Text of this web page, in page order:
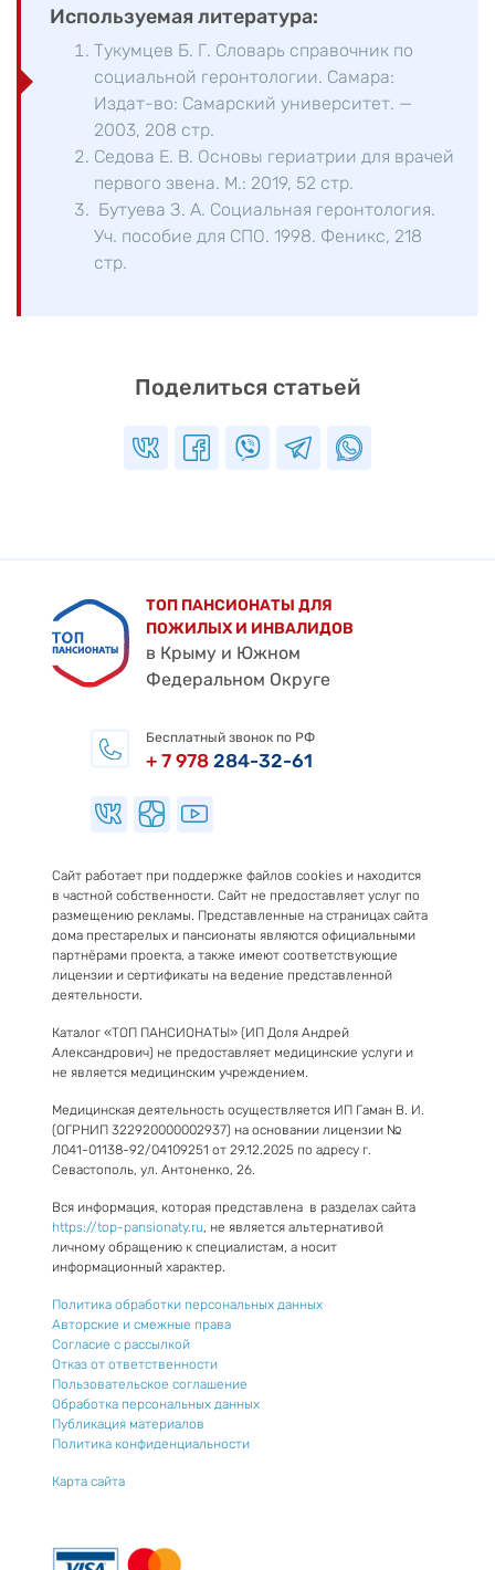
Используемая литература:
Тукумцев Б. Г. Словарь справочник по
социальной геронтологии. Самара:
Издат-во: Самарский университет. —
2003, 208 стр.
Седова Е. В. Основы гериатрии для врачей
первого звена. М.: 2019, 52 стр.
Бутуева З. А. Социальная геронтология.
Уч. пособие для СПО. 1998. Феникс, 218
стр.
Поделиться статьей
ТОП ПАНСИОНАТЫ ДЛЯ
ПОЖИЛЫХ И ИНВАЛИДОВ
в Крыму и Южном
Федеральном Округе
Бесплатный звонок по РФ
+ 7 978284-32-61
Сайт работает при поддержке файлов cookies и находится
в частной собственности. Сайт не предоставляет услуг по
размещению рекламы. Представленные на страницах сайта
дома престарелых и пансионаты являются официальными
партнёрами проекта, а также имеют соответствующие
лицензии и сертификаты на ведение представленной
деятельности.
Каталог «ТОП ПАНСИОНАТЫ» (ИП Доля Андрей
Александрович) не предоставляет медицинские услуги и
не является медицинским учреждением.
Медицинская деятельность осуществляется ИП Гаман В. И.
(ОГРНИП 322920000002937) на основании лицензии №
Л041-01138-92/04109251 от 29.12.2025 по адресу г.
Севастополь, ул. Антоненко, 26.
Вся информация, которая представлена в разделах сайта
https://top-pansionaty.ru, не является альтернативой
личному обращению к специалистам, а носит
информационный характер.
Политика обработки персональных данных
Авторские и смежные права
Согласие с рассылкой
Отказ от ответственности
Пользовательское соглашение
Обработка персональных данных
Публикация материалов
Политика конфиденциальности
Карта сайта